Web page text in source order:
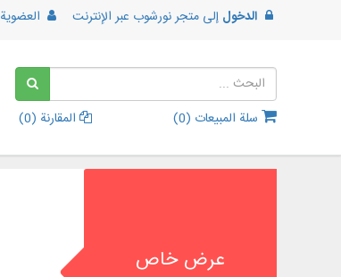
الدخول إلى متجر نورشوب عبر الإنترنت العضوية
سلة المبيعات (0
) المقارنة (0
)
عرض خاص